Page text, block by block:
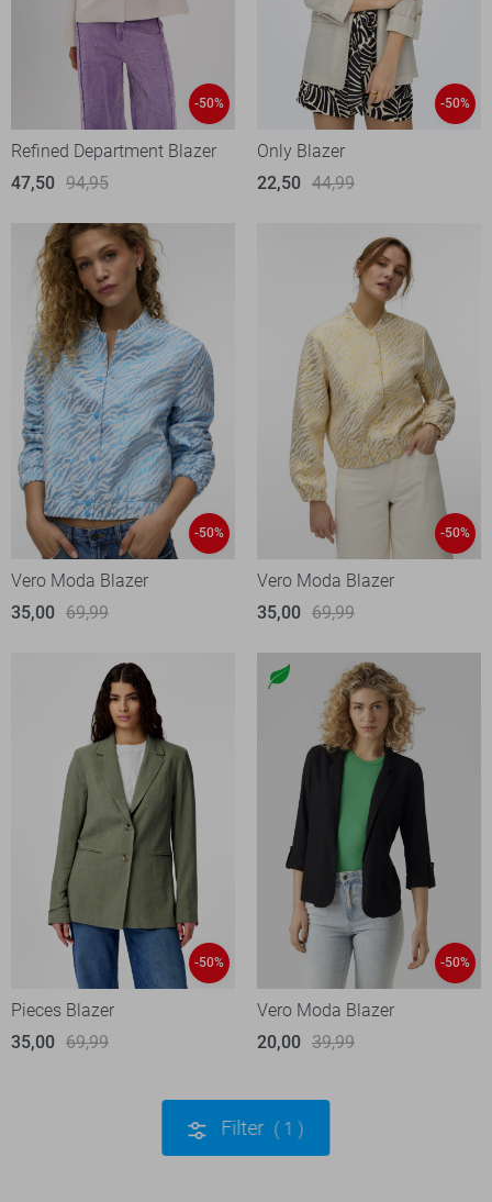
-50%
Refined Department Blazer
47,50 94,95
-50%
Only Blazer
22,50 44,99
-50%
Vero Moda Blazer
35,00 69,99
-50%
Vero Moda Blazer
35,00 69,99
-50%
Pieces Blazer
35,00 69,99
-50%
Vero Moda Blazer
20,00 39,99
Filter 1